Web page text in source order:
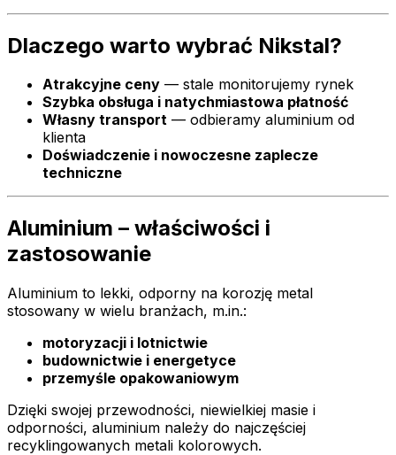
Dlaczego warto wybrać Nikstal?
Atrakcyjne ceny — stale monitorujemy rynek
Szybka obsługa i natychmiastowa płatność
Własny transport — odbieramy aluminium od
klienta
Doświadczenie i nowoczesne zaplecze
techniczne
Aluminium – właściwości i
zastosowanie
Aluminium to lekki, odporny na korozję metal
stosowany w wielu branżach, m.in.:
motoryzacji i lotnictwie
budownictwie i energetyce
przemyśle opakowaniowym
Dzięki swojej przewodności, niewielkiej masie i
odporności, aluminium należy do najczęściej
recyklingowanych metali kolorowych.